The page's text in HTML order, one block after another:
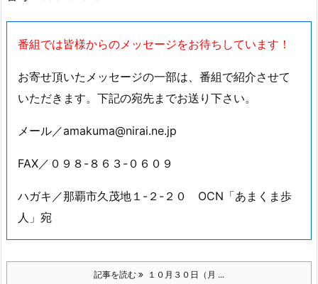
番組では皆様からのメッセージをお待ちしています！
お寄せ頂いたメッセージの一部は、番組で紹介させて
いただきます。下記の宛先までお送り下さい。
メール／amakuma@nirai.ne.jp
FAX／０９８-８６３-０６０９
ハガキ／那覇市久茂地１-２-２０ OCN「あまくま歩
人」宛
記事を読む １０月３０日（月 ...